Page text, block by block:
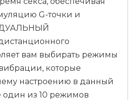
G-точки и
вам выбирать режимы
которые
настроению в данный
один из 10 режимов